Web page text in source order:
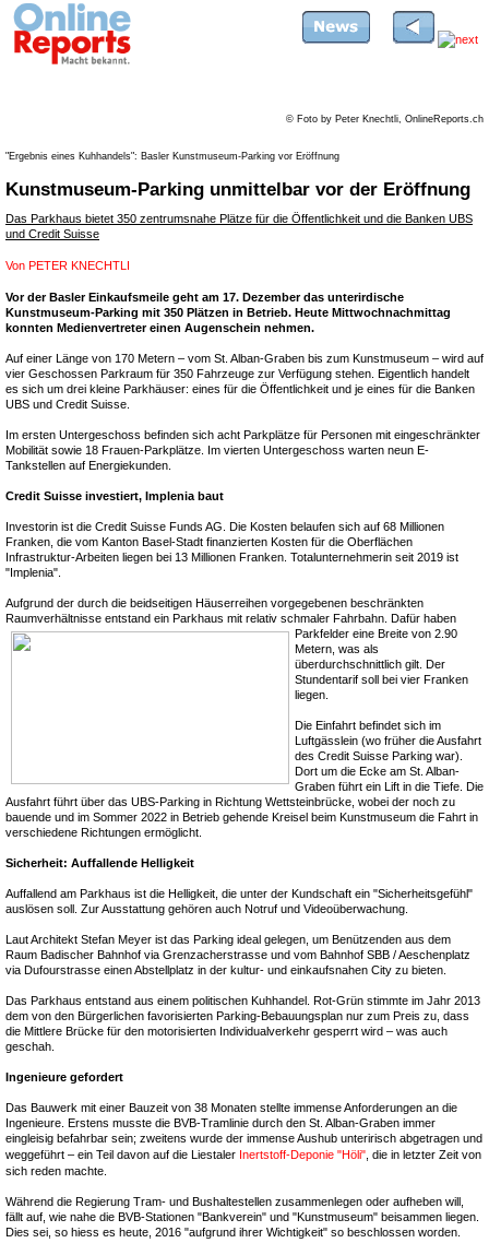
© Foto by Peter Knechtli, OnlineReports.ch
"Ergebnis eines Kuhhandels": Basler Kunstmuseum-Parking vor Eröffnung
Kunstmuseum-Parking unmittelbar vor der Eröffnung
Das Parkhaus bietet 350 zentrumsnahe Plätze für die Öffentlichkeit und die Banken UBS
und Credit Suisse
Von PETER KNECHTLI
Vor der Basler Einkaufsmeile geht am 17. Dezember das unterirdische
Kunstmuseum-Parking mit 350 Plätzen in Betrieb. Heute Mittwochnachmittag
konnten Medienvertreter einen Augenschein nehmen.
Auf einer Länge von 170 Metern – vom St. Alban-Graben bis zum Kunstmuseum – wird auf
vier Geschossen Parkraum für 350 Fahrzeuge zur Verfügung stehen. Eigentlich handelt
es sich um drei kleine Parkhäuser: eines für die Öffentlichkeit und je eines für die Banken
UBS und Credit Suisse.
Im ersten Untergeschoss befinden sich acht Parkplätze für Personen mit eingeschränkter
Mobilität sowie 18 Frauen-Parkplätze. Im vierten Untergeschoss warten neun E-
Tankstellen auf Energiekunden.
Credit Suisse investiert, Implenia baut
Investorin ist die Credit Suisse Funds AG. Die Kosten belaufen sich auf 68 Millionen
Franken, die vom Kanton Basel-Stadt finanzierten Kosten für die Oberflächen
Infrastruktur-Arbeiten liegen bei 13 Millionen Franken. Totalunternehmerin seit 2019 ist
"Implenia".
Aufgrund der durch die beidseitigen Häuserreihen vorgegebenen beschränkten
Raumverhältnisse entstand ein Parkhaus mit relativ schmaler Fahrbahn. Dafür haben
Parkfelder eine Breite von 2.90
Metern, was als
überdurchschnittlich gilt. Der
Stundentarif soll bei vier Franken
liegen.
Die Einfahrt befindet sich im
Luftgässlein (wo früher die Ausfahrt
des Credit Suisse Parking war).
Dort um die Ecke am St. Alban-
Graben führt ein Lift in die Tiefe. Die
Ausfahrt führt über das UBS-Parking in Richtung Wettsteinbrücke, wobei der noch zu
bauende und im Sommer 2022 in Betrieb gehende Kreisel beim Kunstmuseum die Fahrt in
verschiedene Richtungen ermöglicht.
Sicherheit: Auffallende Helligkeit
Auffallend am Parkhaus ist die Helligkeit, die unter der Kundschaft ein "Sicherheitsgefühl"
auslösen soll. Zur Ausstattung gehören auch Notruf und Videoüberwachung.
Laut Architekt Stefan Meyer ist das Parking ideal gelegen, um Benützenden aus dem
Raum Badischer Bahnhof via Grenzacherstrasse und vom Bahnhof SBB / Aeschenplatz
via Dufourstrasse einen Abstellplatz in der kultur- und einkaufsnahen City zu bieten.
Das Parkhaus entstand aus einem politischen Kuhhandel. Rot-Grün stimmte im Jahr 2013
dem von den Bürgerlichen favorisierten Parking-Bebauungsplan nur zum Preis zu, dass
die Mittlere Brücke für den motorisierten Individualverkehr gesperrt wird – was auch
geschah.
Ingenieure gefordert
Das Bauwerk mit einer Bauzeit von 38 Monaten stellte immense Anforderungen an die
Ingenieure. Erstens musste die BVB-Tramlinie durch den St. Alban-Graben immer
eingleisig befahrbar sein; zweitens wurde der immense Aushub unteririsch abgetragen und
weggeführt – ein Teil davon auf die Liestaler Inertstoff-Deponie "Höli" , die in letzter Zeit von
sich reden machte.
Während die Regierung Tram- und Bushaltestellen zusammenlegen oder aufheben will,
fällt auf, wie nahe die BVB-Stationen "Bankverein" und "Kunstmuseum" beisammen liegen.
Dies sei, so hiess es heute, 2016 "aufgrund ihrer Wichtigkeit" so beschlossen worden.